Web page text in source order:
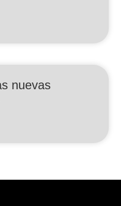
nuevas